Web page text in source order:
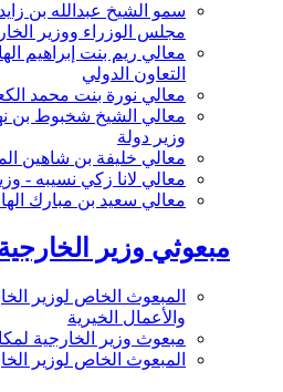
سمو الشيخ عبدالله بن
مجلس الوزراء ووزير
معالي ريم بنت إبراهيم
التعاون الدولي
معالي نورة بنت محمد
معالي الشيخ شخبوط بن
وزير دولة
معالي خليفة بن شاهين
معالي لانا زكي نسيبه -
معالي سعيد بن مبارك
مبعوثي وزير
المبعوث الخاص لوزير
والأعمال الخيرية
مبعوث وزير الخارجية
المبعوث الخاص لوزير